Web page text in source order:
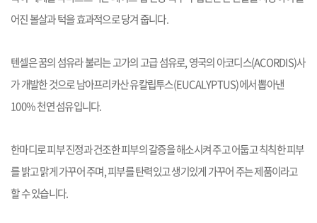
어진 볼살과 턱을 효과적으로 당겨 줍니다.
텐셀은 꿈의 섬유라 불리는 고가의 고급 섬유로, 영국의 아코디스(ACORDIS)사
가 개발한 것으로 남아프리카산 유칼립투스(EUCALYPTUS)에서 뽑아낸
100% 천연 섬유입니다.
한마디로 피부 진정과 건조한 피부의 갈증을 해소시켜 주고어둡고 칙칙한 피부
를 밝고 맑게 가꾸어 주며, 피부를 탄력있고 생기있게 가꾸어 주는 제품이라고
할 수 있습니다.